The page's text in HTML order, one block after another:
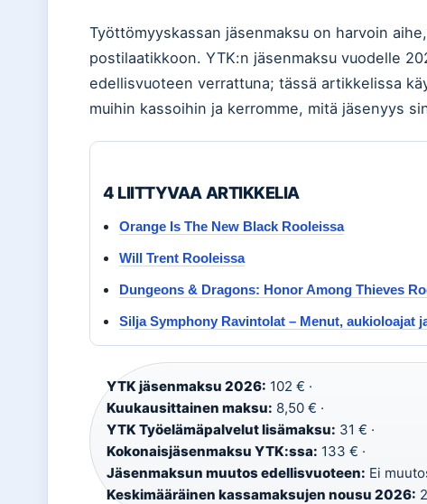
Työttömyyskassan jäsenmaksu on harvoin
postilaatikkoon. YTK:n jäsenmaksu vuodelle
edellisvuoteen verrattuna; tässä artikkelissa
muihin kassoihin ja kerromme, mitä jäsenyys
4 LIITTYVAA ARTIKKELIA
Orange Is The New Black Rooleissa
Will Trent Rooleissa
Dungeons & Dragons: Honor Among Thieves
Silja Symphony Ravintolat – Menut, aukioloajat
YTK jäsenmaksu 2026: 102 € ·
Kuukausittainen maksu: 8,50 € ·
YTK Työelämäpalvelut lisämaksu: 31 € ·
Kokonaisjäsenmaksu YTK:ssa: 133 € ·
Jäsenmaksun muutos edellisvuoteen: Ei
Keskimääräinen kassamaksujen nousu 2026: